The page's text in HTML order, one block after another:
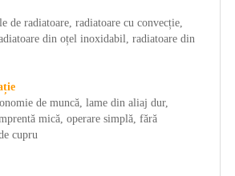
de radiatoare, radiatoare cu convecție,
din oțel inoxidabil, radiatoare din
de muncă, lame din aliaj dur,
mică, operare simplă, fără
cupru